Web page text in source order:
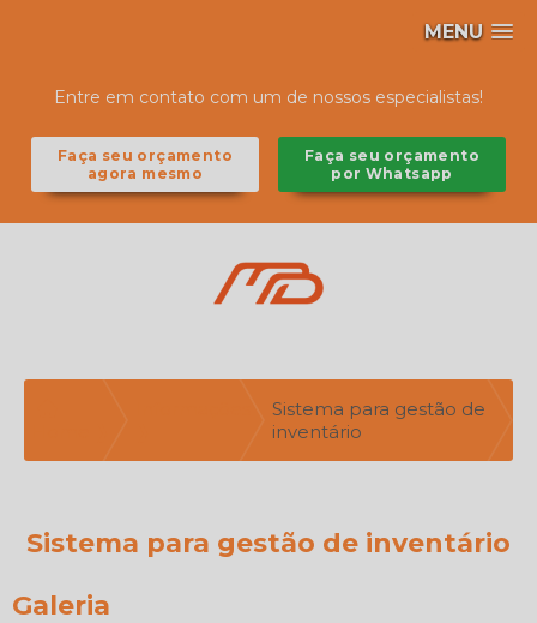
MENU
Entre em contato com um de nossos especialistas!
Faça seu orçamento
agora mesmo
Faça seu orçamento
por Whatsapp
Sistema para gestão de
inventário
Sistema para gestão de inventário
Galeria